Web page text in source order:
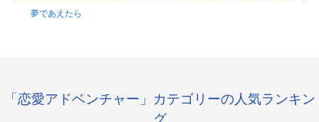
夢であえたら
「恋愛アドベンチャー」カテゴリーの人気ランキン
グ